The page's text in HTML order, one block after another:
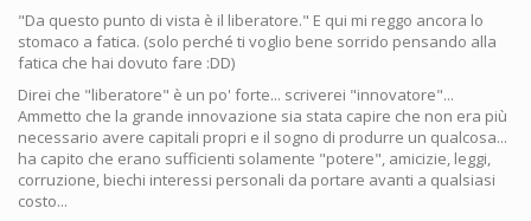
"Da questo punto di vista è il liberatore." E qui mi reggo ancora lo
stomaco a fatica. (solo perché ti voglio bene sorrido pensando alla
fatica che hai dovuto fare :DD)
Direi che "liberatore" è un po' forte... scriverei "innovatore"...
Ammetto che la grande innovazione sia stata capire che non era più
necessario avere capitali propri e il sogno di produrre un qualcosa...
ha capito che erano sufficienti solamente "potere", amicizie, leggi,
corruzione, biechi interessi personali da portare avanti a qualsiasi
costo...